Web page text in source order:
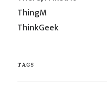
ThingM
ThinkGeek
TAGS